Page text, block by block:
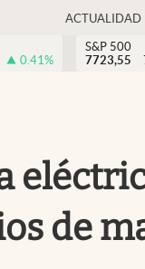
ACTUALIDAD
0.41%
S&P 500
7723,55
de